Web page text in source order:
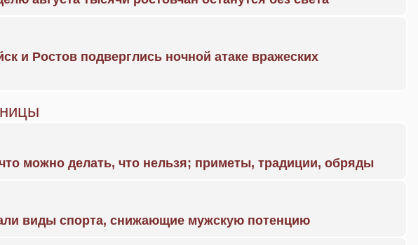
и Ростов подверглись ночной атаке вражеских
можно делать, что нельзя; приметы, традиции, обряды
виды спорта, снижающие мужскую потенцию